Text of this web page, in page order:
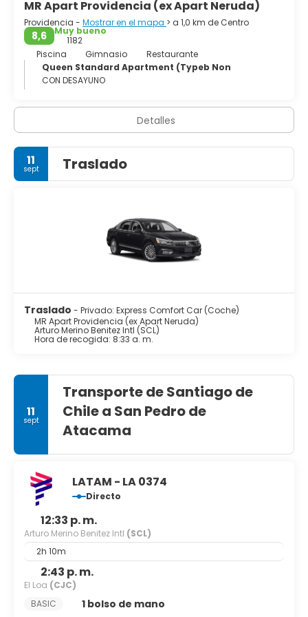
MR Apart Providencia (ex Apart Neruda)
Providencia - Mostrar en el mapa > a 1,0 km de Centro
8,6
Muy bueno
1182
Piscina
Gimnasio
Restaurante
Queen Standard Apartment (Typeb Non
CON DESAYUNO
Detalles
11
sept Traslado
Traslado - Privado: Express Comfort Car (Coche)
MR Apart Providencia (ex Apart Neruda)
Arturo Merino Benitez Intl (SCL)
Hora de recogida: 8:33 a. m.
11
sept
Transporte de Santiago de
Chile a San Pedro de
Atacama
LATAM - LA 0374
Directo
12:33 p. m.
Arturo Merino Benitez Intl (SCL)
2h 10m
2:43 p. m.
El Loa (CJC)
BASIC
1 bolso de mano